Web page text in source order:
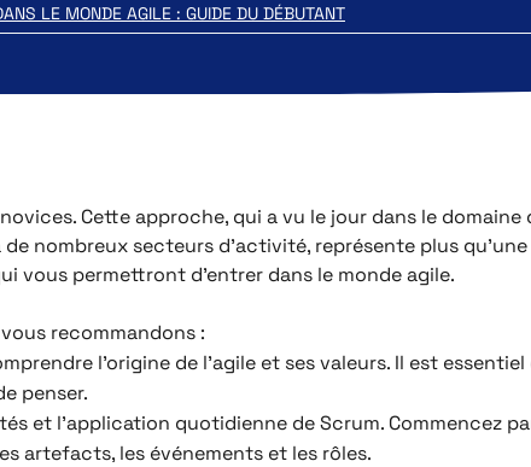
LE MONDE AGILE : GUIDE DU DÉBUTANT
Cette approche, qui a vu le jour dans le domaine
nombreux secteurs d’activité, représente plus
vous permettront d’entrer dans le monde agile.
recommandons :
l’origine de l’agile et ses valeurs. Il est
penser.
et l’application quotidienne de Scrum. Commencez
artefacts, les événements et les rôles.